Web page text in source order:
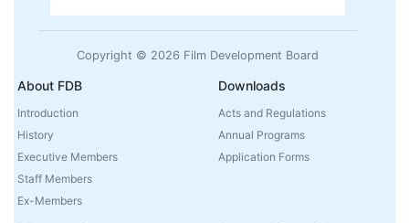
Copyright © 2026 Film Development Board
About FDB
Introduction
History
Executive Members
Staff Members
Ex-Members
Downloads
Acts and Regulations
Annual Programs
Application Forms